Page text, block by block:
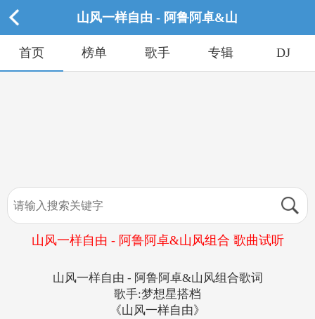
山风一样自由 - 阿鲁阿卓&山
首页 榜单 歌手 专辑 DJ
山风一样自由 - 阿鲁阿卓&山风组合 歌曲试听
山风一样自由 - 阿鲁阿卓&山风组合歌词
歌手:梦想星搭档
《山风一样自由》